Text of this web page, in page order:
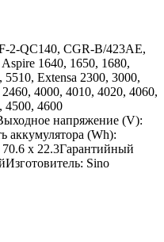
2-QC140, CGR-B/423AE,
1640, 1650, 1680,
Extensa 2300, 3000,
4000, 4010, 4020, 4060,
4500, 4600
напряжение (V):
аккумулятора (Wh):
x 22.3Гарантийный
Sino